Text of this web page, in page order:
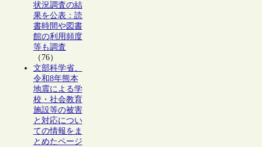
状況調査の結
果を公表：読
書時間や図書
館の利用頻度
等も調査
（76）
文部科学省、
令和8年熊本
地震による学
校・社会教育
施設等の被害
と対応につい
ての情報をま
とめたページ